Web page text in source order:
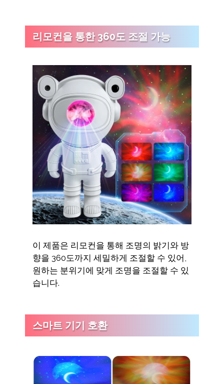
리모컨을 통한 360도 조절 가능
이 제품은 리모컨을 통해 조명의 밝기와 방
향을 360도까지 세밀하게 조절할 수 있어,
원하는 분위기에 맞게 조명을 조절할 수 있
습니다.
스마트 기기 호환